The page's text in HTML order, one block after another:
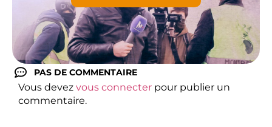
PAS DE COMMENTAIRE
Vous devez vous connecter pour publier un
commentaire.